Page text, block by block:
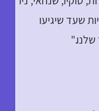
שעד שיגיעו